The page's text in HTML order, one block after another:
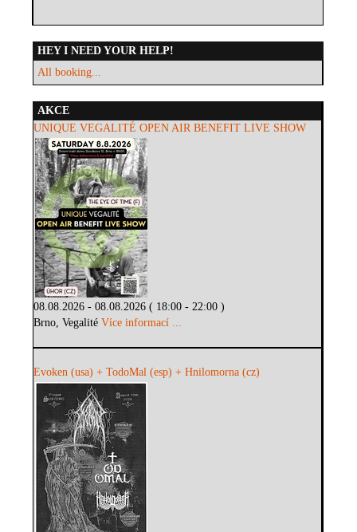
HEY I NEED YOUR HELP!
All booking...
AKCE
UNIQUE VEGALITÉ OPEN AIR BENEFIT LIVE SHOW
08.08.2026 - 08.08.2026 ( 18:00 - 22:00 )
Brno, VegalitéVíce informací ...
Evoken (usa) + TodoMal (esp) + Hnilomorna (cz)